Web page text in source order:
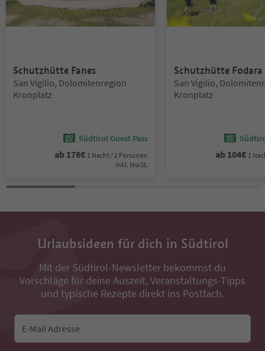
Schutzhütte Fanes
Standort:
San Vigilio, Dolomitenregion
Kronplatz
Südtirol Guest Pass
ab 176€ 1 Nacht / 2 Personen
Inkl. MwSt.
Schutzhütte Fodara
Standort:
San Vigilio,
Kronplatz
ab 104€ 1
Urlaubsideen für dich in Südtirol
Mit der Südtirol-Newsletter bekommst du
Vorschläge für deine Auszeit, Veranstaltungs-Tipps
und typische Rezepte direkt ins Postfach.
E-Mail Adresse